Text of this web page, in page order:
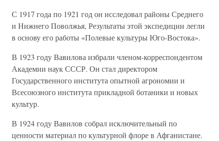
С 1917 года по 1921 год он исследовал районы Среднего
и Нижнего Поволжья, Результаты этой экспедиции легли
в основу его работы «Полевые культуры Юго-Востока».
В 1923 году Вавилова избрали членом-корреспондентом
Академии наук СССР. Он стал директором
Государственного института опытной агрономии и
Всесоюзного института прикладной ботаники и новых
культур.
В 1924 году Вавилов собрал исключительный по
ценности материал по культурной флоре в Афганистане.